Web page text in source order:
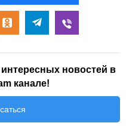
новостей в
канале!